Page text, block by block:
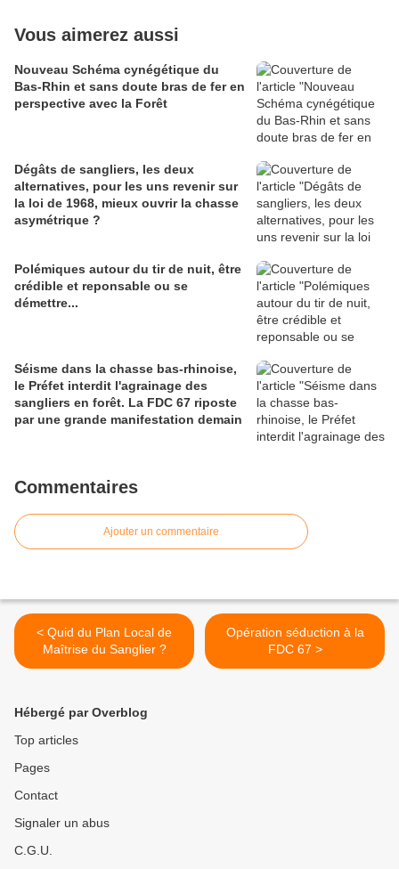
Vous aimerez aussi
Nouveau Schéma cynégétique du
Bas-Rhin et sans doute bras de fer en
perspective avec la Forêt
Dégâts de sangliers, les deux
alternatives, pour les uns revenir sur
la loi de 1968, mieux ouvrir la chasse
asymétrique ?
Polémiques autour du tir de nuit, être
crédible et reponsable ou se
démettre...
Séisme dans la chasse bas-rhinoise,
le Préfet interdit l'agrainage des
sangliers en forêt. La FDC 67 riposte
par une grande manifestation demain
Commentaires
Ajouter un commentaire
< Quid du Plan Local de
Maîtrise du Sanglier ?
Opération séduction à la
FDC 67 >
Hébergé par Overblog
Top articles
Pages
Contact
Signaler un abus
C.G.U.